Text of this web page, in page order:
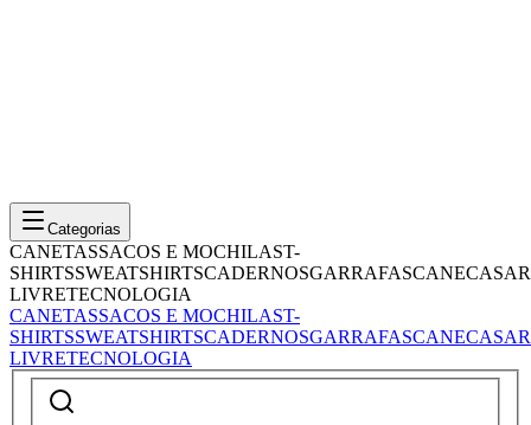
Categorias
CANETASSACOS E MOCHILAST-
SHIRTSSWEATSHIRTSCADERNOSGARRAFASCANECASAR
LIVRETECNOLOGIA
CANETASSACOS E MOCHILAST-
SHIRTSSWEATSHIRTSCADERNOSGARRAFASCANECASAR
LIVRETECNOLOGIA